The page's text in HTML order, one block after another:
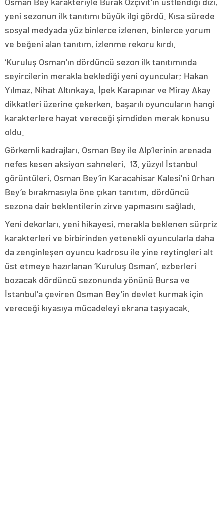
yeni sezonun ilk tanıtımı büyük ilgi gördü. Kısa sürede
sosyal medyada yüz binlerce izlenen, binlerce yorum
ve beğeni alan tanıtım, izlenme rekoru kırdı.
‘Kuruluş Osman’ın dördüncü sezon ilk tanıtımında
seyircilerin merakla beklediği yeni oyuncular; Hakan
Yılmaz, Nihat Altınkaya, İpek Karapınar ve Miray Akay
dikkatleri üzerine çekerken, başarılı oyuncuların hangi
karakterlere hayat vereceği şimdiden merak konusu
oldu.
Görkemli kadrajları, Osman Bey ile Alp’lerinin arenada
nefes kesen aksiyon sahneleri, 13. yüzyıl İstanbul
görüntüleri, Osman Bey’in Karacahisar Kalesi’ni Orhan
Bey’e bırakmasıyla öne çıkan tanıtım, dördüncü
sezona dair beklentilerin zirve yapmasını sağladı.
Yeni dekorları, yeni hikayesi, merakla beklenen sürpriz
karakterleri ve birbirinden yetenekli oyuncularla daha
da zenginleşen oyuncu kadrosu ile yine reytingleri alt
üst etmeye hazırlanan ‘Kuruluş Osman’, ezberleri
bozacak dördüncü sezonunda yönünü Bursa ve
İstanbul’a çeviren Osman Bey’in devlet kurmak için
vereceği kıyasıya mücadeleyi ekrana taşıyacak.